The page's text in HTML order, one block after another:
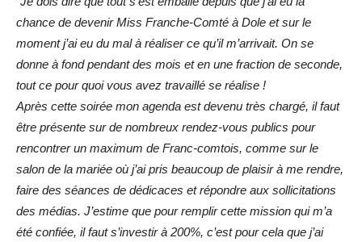
chance de devenir Miss Franche-Comté à Dole et sur le
moment j’ai eu du mal à réaliser ce qu’il m’arrivait. On se
donne à fond pendant des mois et en une fraction de seconde,
tout ce pour quoi vous avez travaillé se réalise !
Après cette soirée mon agenda est devenu très chargé, il faut
être présente sur de nombreux rendez-vous publics pour
rencontrer un maximum de Franc-comtois, comme sur le
salon de la mariée où j’ai pris beaucoup de plaisir à me rendre,
faire des séances de dédicaces et répondre aux sollicitations
des médias. J’estime que pour remplir cette mission qui m’a
été confiée, il faut s’investir à 200%, c’est pour cela que j’ai